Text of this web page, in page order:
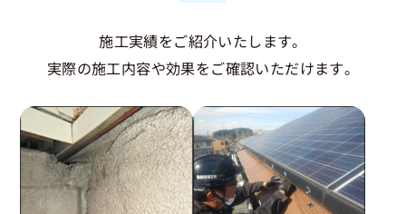
施工実績をご紹介いたします。
実際の施工内容や効果をご確認いただけます。